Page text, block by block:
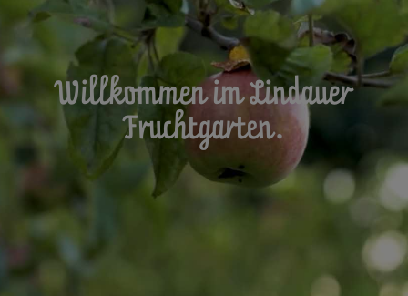
Willkommen im Lindauer
Fruchtgarten.